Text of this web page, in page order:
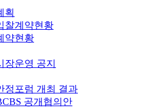
획
찰계약현황
약현황
장운영 공지
정포럼 개최 결과
공개협의안